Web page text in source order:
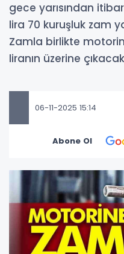
gece yarısından
lira 70 kuruşluk zam
Zamla birlikte
liranın üzerine
06-11-2025 15:14
Abone Ol